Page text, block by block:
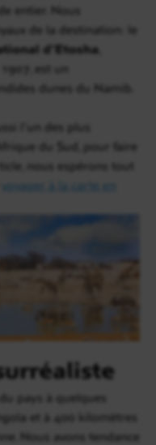
entier. Nous
de la destination: le
d’Etosha
est un
dunes du Namib.
l’un des plus
du Sud, pour faire
nous espérons tout
voyager à la carte en
pays à quelques
et à 400 kilomètres
Nous avons tendance